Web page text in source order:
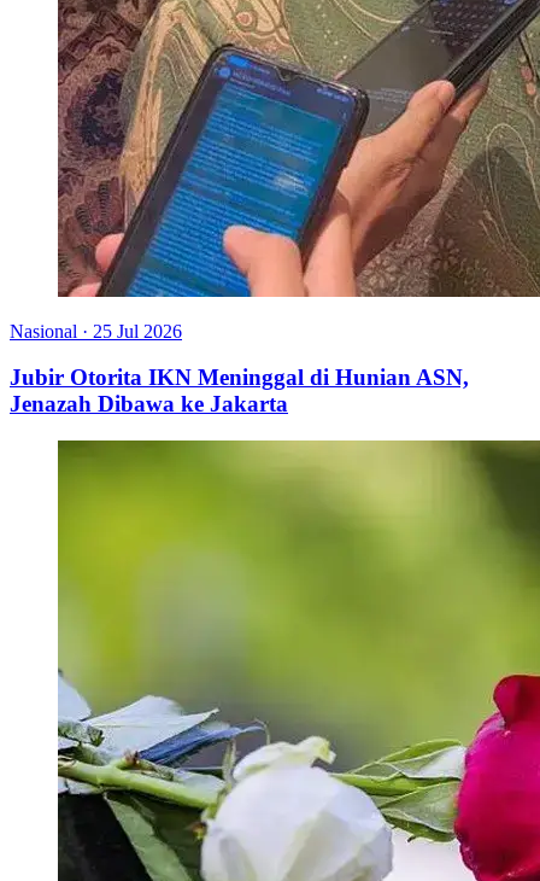
Nasional · 25 Jul 2026
Jubir Otorita IKN Meninggal di Hunian ASN,
Jenazah Dibawa ke Jakarta